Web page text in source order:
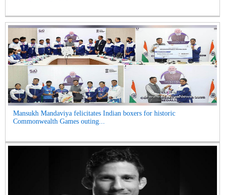
Mansukh Mandaviya felicitates Indian boxers for historic
Commonwealth Games outing...